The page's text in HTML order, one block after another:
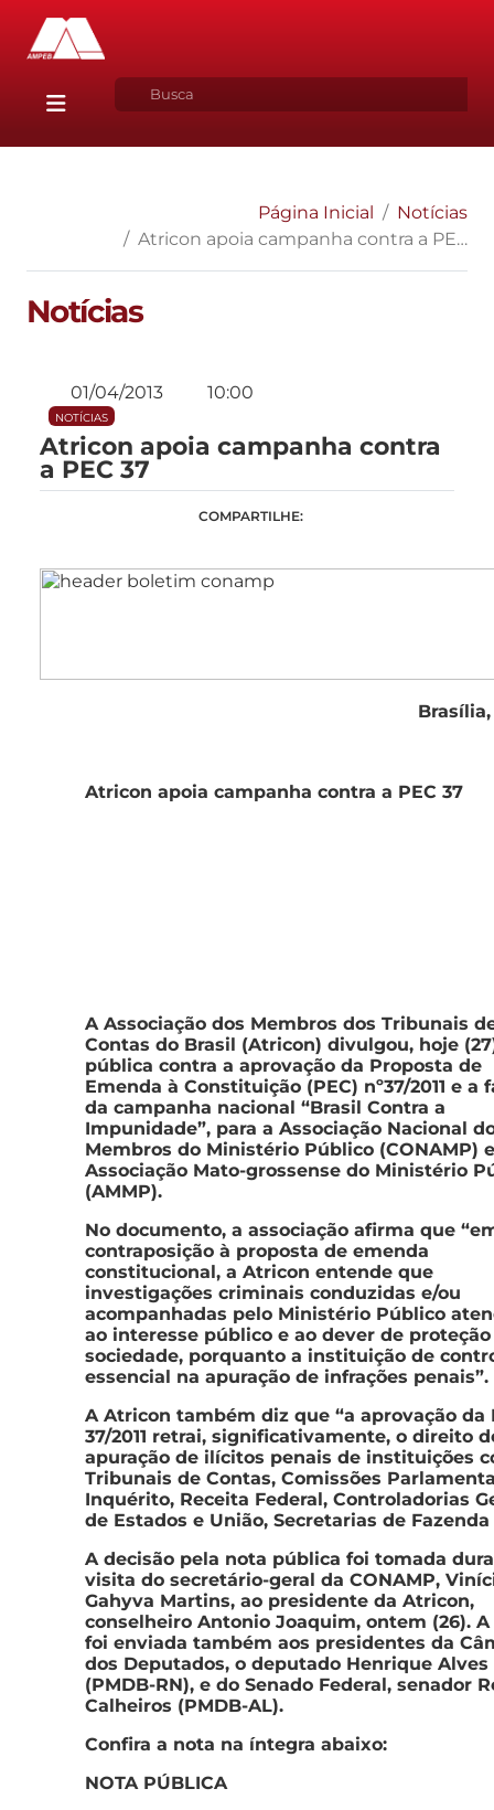
Página Inicial
Notícias
Atricon apoia campanha contra a PEC 37
Notícias
01/04/2013 10:00
NOTÍCIAS
Atricon apoia campanha contra
a PEC 37
COMPARTILHE:
Atricon apoia campanha contra a PEC 37
A Associação dos Membros dos Tribunais
Contas do Brasil (Atricon) divulgou, hoje
pública contra a aprovação da Proposta de
Emenda à Constituição (PEC) nº37/2011 e a
da campanha nacional “Brasil Contra a
Impunidade”, para a Associação Nacional
Membros do Ministério Público (CONAMP)
Associação Mato-grossense do Ministério
(AMMP).
No documento, a associação afirma que
contraposição à proposta de emenda
constitucional, a Atricon entende que
investigações criminais conduzidas e/ou
acompanhadas pelo Ministério Público
ao interesse público e ao dever de
sociedade, porquanto a instituição de
essencial na apuração de infrações penais”.
A Atricon também diz que “a aprovação da
37/2011 retrai, significativamente, o direito
apuração de ilícitos penais de instituições
Tribunais de Contas, Comissões
Inquérito, Receita Federal, Controladorias
de Estados e União, Secretarias de Fazenda
A decisão pela nota pública foi tomada
visita do secretário-geral da CONAMP,
Gahyva Martins, ao presidente da Atricon,
conselheiro Antonio Joaquim, ontem (26).
foi enviada também aos presidentes da
dos Deputados, o deputado Henrique Alves
(PMDB-RN), e do Senado Federal, senador
Calheiros (PMDB-AL).
Confira a nota na íntegra abaixo:
NOTA PÚBLICA